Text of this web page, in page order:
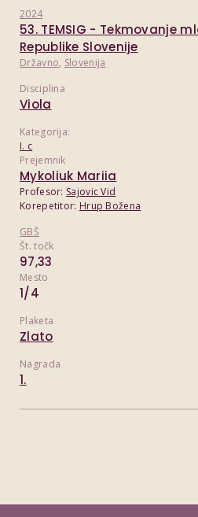
2024
53. TEMSIG - Tekmovanje
Republike Slovenije
Državno, Slovenija
Disciplina
Viola
Kategorija:
I. c
Prejemnik
Mykoliuk Mariia
Profesor: Sajovic Vid
Korepetitor: Hrup Božena
GBŠ
Št. točk
97,33
Mesto
1/4
Plaketa
Zlato
Nagrada
1.